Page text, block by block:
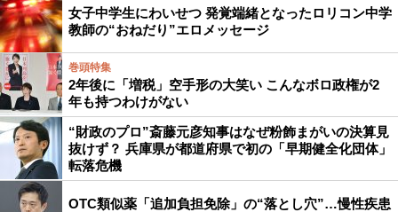
女子中学生にわいせつ 発覚端緒となったロリコン中学
教師の“おねだり”エロメッセージ
巻頭特集
2年後に「増税」空手形の大笑い こんなボロ政権が2
年も持つわけがない
“財政のプロ”斎藤元彦知事はなぜ粉飾まがいの決算見
抜けず？ 兵庫県が都道府県で初の「早期健全化団体」
転落危機
OTC類似薬「追加負担免除」の“落とし穴”…慢性疾患